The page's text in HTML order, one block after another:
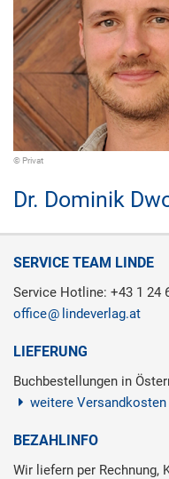
© Privat
Dr. Dominik
SERVICE TEAM LINDE
Service Hotline: +43 1 24
office
lindeverlag.at
LIEFERUNG
Buchbestellungen in
weitere Versandkosten
BEZAHLINFO
Wir liefern per Rechnung,